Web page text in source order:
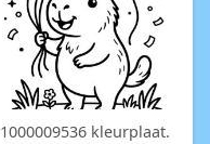
1000009536 kleurplaat.